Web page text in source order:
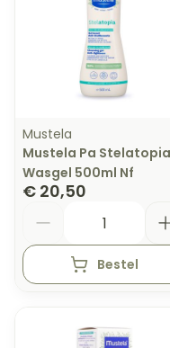
Mustela
Mustela Pa Stelatopia
Wasgel 500ml Nf
€ 20,50
Bestel